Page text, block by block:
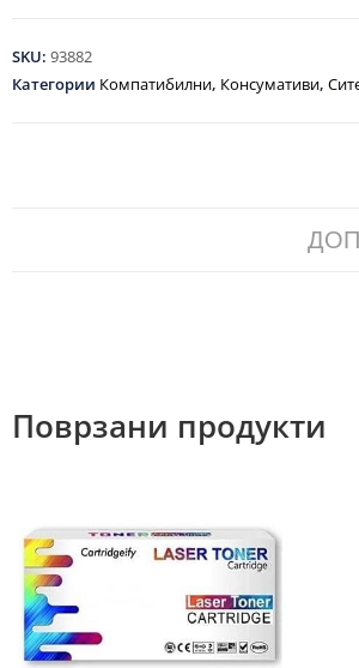
SKU: 93882
Категории Компатибилни, Консумативи,
Поврзани продукти